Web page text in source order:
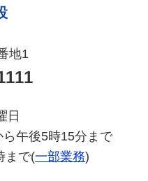
地1
日
午後5時15分まで
まで(一部業務)